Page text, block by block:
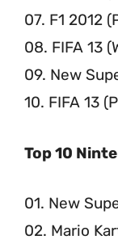
07. F1 2012
08. FIFA 13
09. New
10. FIFA 13
Top 10
01. New
02. Mario